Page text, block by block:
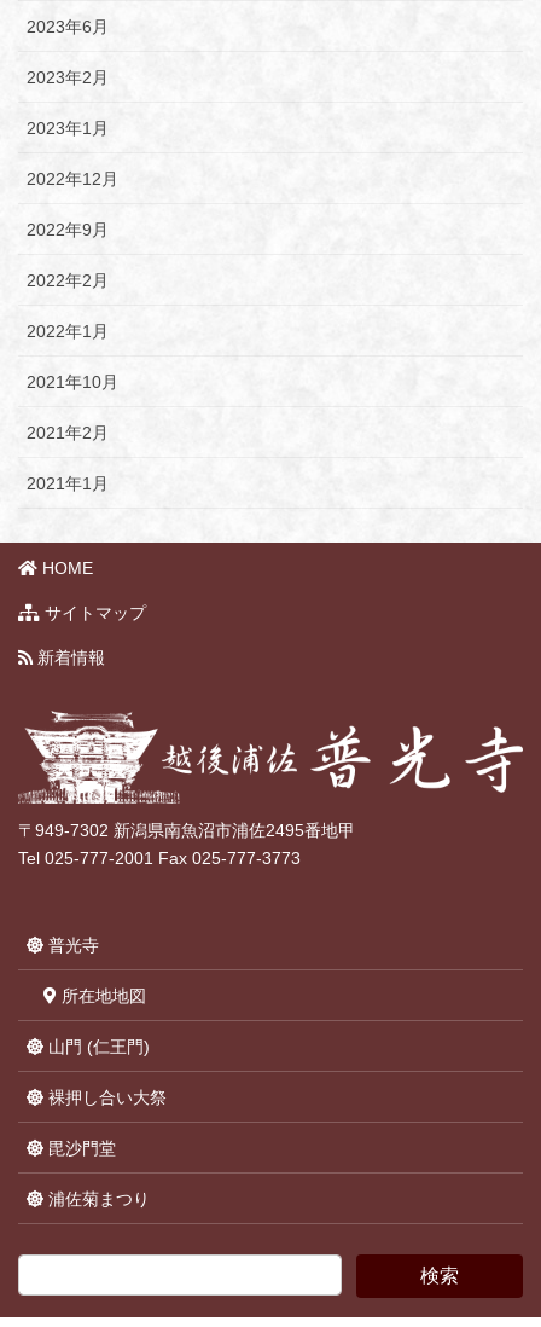
2023年6月
2023年2月
2023年1月
2022年12月
2022年9月
2022年2月
2022年1月
2021年10月
2021年2月
2021年1月
HOME
サイトマップ
新着情報
〒949-7302 新潟県南魚沼市浦佐2495番地甲
Tel 025-777-2001 Fax 025-777-3773
普光寺
所在地地図
山門 (仁王門)
裸押し合い大祭
毘沙門堂
浦佐菊まつり